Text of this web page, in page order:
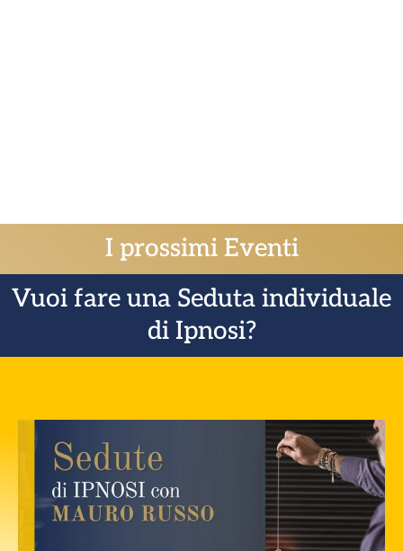
I prossimi Eventi
Vuoi fare una Seduta individuale
di Ipnosi?